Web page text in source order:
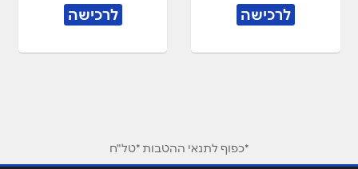
לרכישה לרכישה
*כפוף לתנאי ההטבות *טל"ח